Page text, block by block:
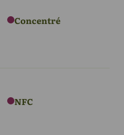
Concentré
NFC